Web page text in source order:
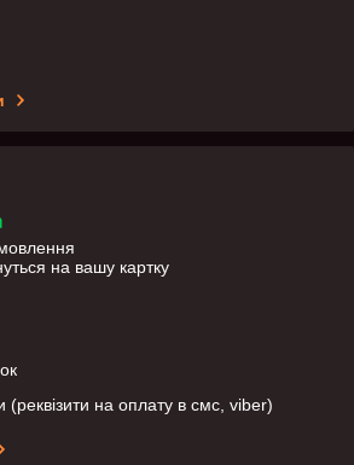
на вашу картку
на оплату в смс, viber)